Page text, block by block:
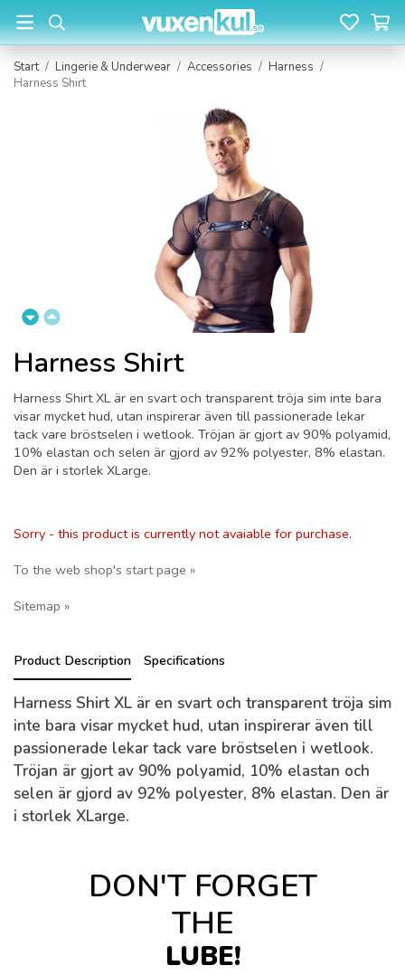
Start / Lingerie & Underwear / Accessories / Harness /
Harness Shirt
Harness Shirt
Harness Shirt XL är en svart och transparent tröja sim inte bara
visar mycket hud, utan inspirerar även till passionerade lekar
tack vare bröstselen i wetlook. Tröjan är gjort av 90% polyamid,
10% elastan och selen är gjord av 92% polyester, 8% elastan.
Den är i storlek XLarge.
Sorry - this product is currently not avaiable for purchase.
To the web shop's start page »
Sitemap »
Product Description Specifications
Harness Shirt XL är en svart och transparent tröja sim
inte bara visar mycket hud, utan inspirerar även till
passionerade lekar tack vare bröstselen i wetlook.
Tröjan är gjort av 90% polyamid, 10% elastan och
selen är gjord av 92% polyester, 8% elastan. Den är
i storlek XLarge.
DON'T FORGET
THE
LUBE!